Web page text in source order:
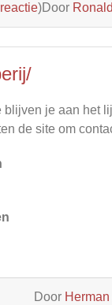
Door Ronald
)
blijven je aan het
de site om
Door Herman